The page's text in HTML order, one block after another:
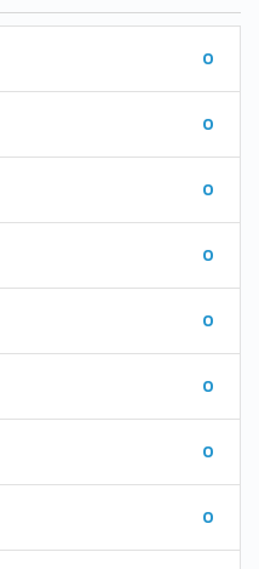
0
0
0
0
0
0
0
0